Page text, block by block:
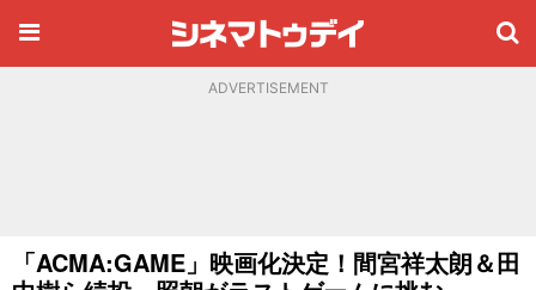
ADVERTISEMENT
「ACMA:GAME」映画化決定！間宮祥太朗＆田